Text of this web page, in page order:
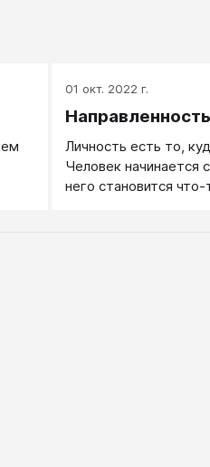
01 окт. 2022 г.
Личность есть то,
Человек начинается
него становится